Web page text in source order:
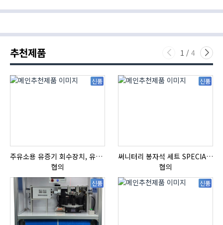
추천제품 1 / 4
신품
주유소용 유증기 회수장치, 유증기 회수장치, 방폭형, 방폭형 유증기 회수장치
협의
신품
써니터리 봉자석 세트 SPECIAL , 봉자석 , 자석봉 , 호퍼용자석 , 전자석
협의
신품 신품